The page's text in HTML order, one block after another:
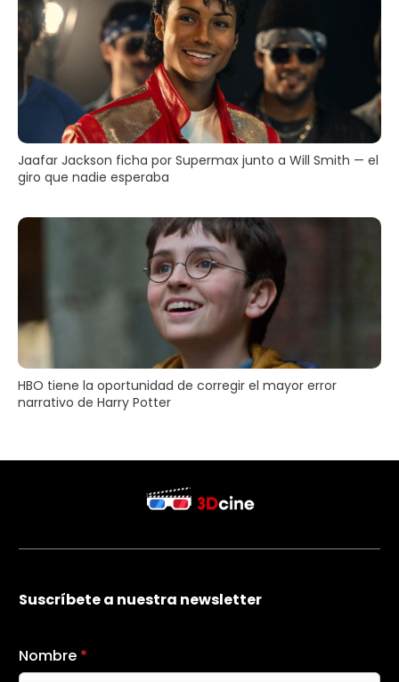
Jaafar Jackson ficha por Supermax junto a Will Smith — el
giro que nadie esperaba
HBO tiene la oportunidad de corregir el mayor error
narrativo de Harry Potter
Suscríbete a nuestra newsletter
Nombre *